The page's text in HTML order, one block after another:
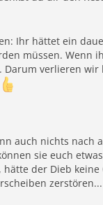
Ihr hättet ein
müssen. Wenn
verlieren
auch nichts nach
sie euch
der Dieb